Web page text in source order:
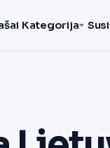
Kategorija